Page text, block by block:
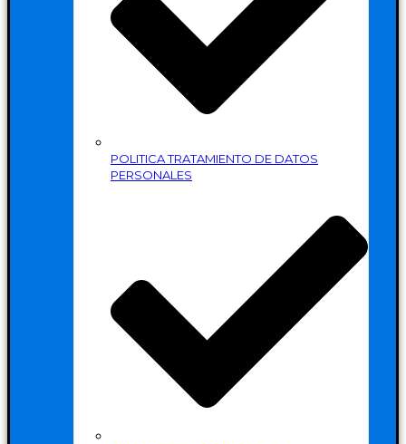
POLITICA TRATAMIENTO DE DATOS
PERSONALES